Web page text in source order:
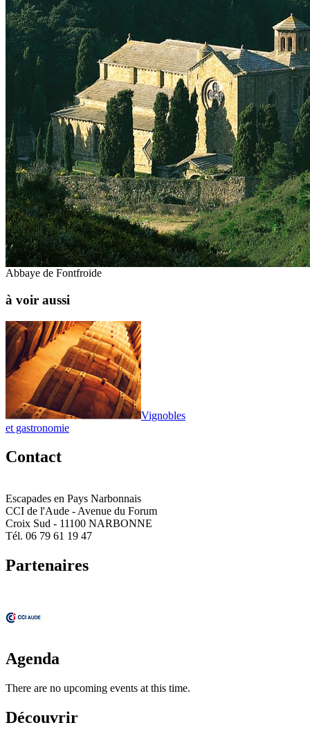
Abbaye de Fontfroide
à voir aussi
Vignobles
et gastronomie
Contact
Escapades en Pays Narbonnais
CCI de l'Aude - Avenue du Forum
Croix Sud - 11100 NARBONNE
Tél. 06 79 61 19 47
Partenaires
Agenda
There are no upcoming events at this time.
Découvrir